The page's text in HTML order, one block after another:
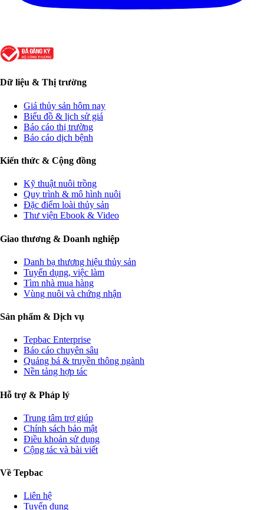
Dữ liệu & Thị trường
Giá thủy sản hôm nay
Biểu đồ & lịch sử giá
Báo cáo thị trường
Báo cáo dịch bệnh
Kiến thức & Cộng đồng
Kỹ thuật nuôi trồng
Quy trình & mô hình nuôi
Đặc điểm loài thủy sản
Thư viện Ebook & Video
Giao thương & Doanh nghiệp
Danh bạ thương hiệu thủy sản
Tuyển dụng, việc làm
Tìm nhà mua hàng
Vùng nuôi và chứng nhận
Sản phẩm & Dịch vụ
Tepbac Enterprise
Báo cáo chuyên sâu
Quảng bá & truyền thông ngành
Nền tảng hợp tác
Hỗ trợ & Pháp lý
Trung tâm trợ giúp
Chính sách bảo mật
Điều khoản sử dụng
Cộng tác và bài viết
Về Tepbac
Liên hệ
Tuyển dụng